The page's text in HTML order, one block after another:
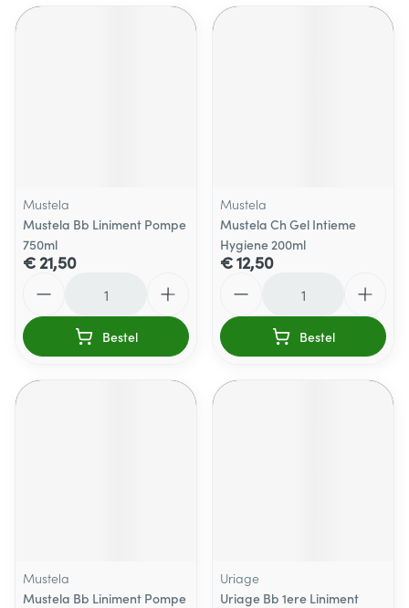
Mustela
Mustela Bb Liniment Pompe
750ml
€ 21,50
Bestel
Mustela
Mustela Ch Gel Intieme
Hygiene 200ml
€ 12,50
Bestel
Mustela
Mustela Bb Liniment Pompe
Uriage
Uriage Bb 1ere Liniment